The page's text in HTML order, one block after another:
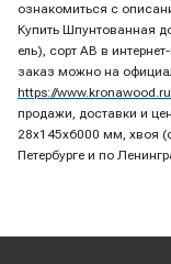
ознакомиться с
Купить Шпунтованная
ель), сорт AB в
заказ можно на
https://www.kronawood.ru
продажи, доставки и
28х145х6000 мм, хвоя
Петербурге и по